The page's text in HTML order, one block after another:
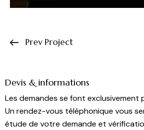
Prev Project
Devis & informations
Les demandes se font exclusivement
Un rendez-vous téléphonique vous
étude de votre demande et